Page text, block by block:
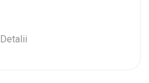
Detalii